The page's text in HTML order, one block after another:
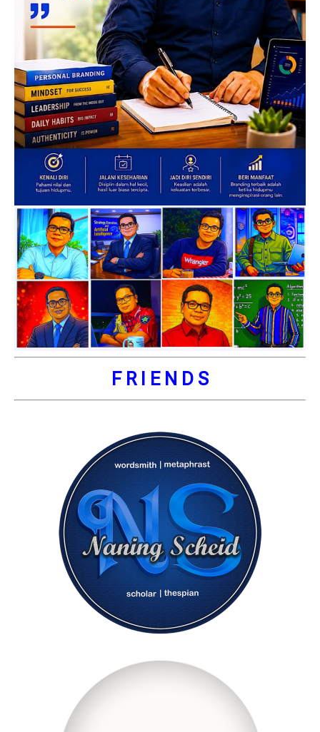
F R I E N D S